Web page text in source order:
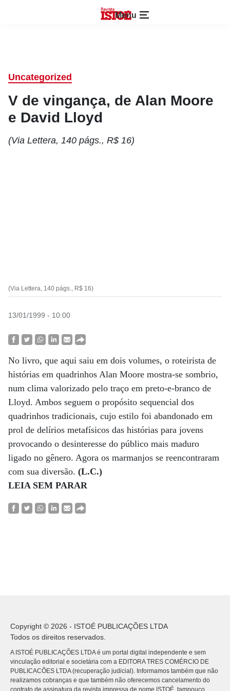
Menu
Uncategorized
V de vingança, de Alan Moore
e David Lloyd
(Via Lettera, 140 págs., R$ 16)
(Via Lettera, 140 págs., R$ 16)
13/01/1999 - 10:00
No livro, que aqui saiu em dois volumes, o roteirista de
histórias em quadrinhos Alan Moore mostra-se sombrio,
num clima valorizado pelo traço em preto-e-branco de
Lloyd. Ambos seguem o propósito sequencial dos
quadrinhos tradicionais, cujo estilo foi abandonado em
prol de delírios metafísicos das histórias para jovens
provocando o desinteresse do público mais maduro
ligado no gênero. Agora os marmanjos se reencontraram
com sua diversão. (L.C.)
LEIA SEM PARAR
Copyright © 2026 - ISTOÉ PUBLICAÇÕES LTDA
Todos os direitos reservados.
A ISTOÉ PUBLICAÇÕES LTDA é um portal digital independente e sem
vinculação editorial e societária com a EDITORA TRES COMÉRCIO DE
PUBLICACÕES LTDA (recuperação judicial). Informamos também que não
realizamos cobranças e que também não oferecemos cancelamento do
contrato de assinatura da revista impressa de nome ISTOÉ, tampouco